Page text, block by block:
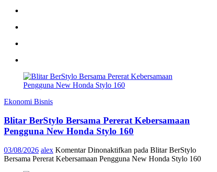
Ekonomi Bisnis
Blitar BerStylo Bersama Pererat Kebersamaan
Pengguna New Honda Stylo 160
03/08/2026 alex Komentar Dinonaktifkan pada Blitar BerStylo
Bersama Pererat Kebersamaan Pengguna New Honda Stylo 160